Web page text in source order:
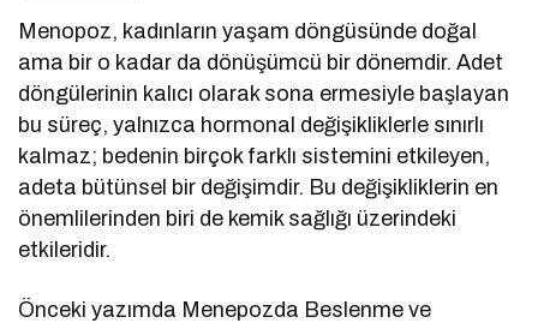
Menopoz, kadınların yaşam döngüsünde doğal
ama bir o kadar da dönüşümcü bir dönemdir. Adet
döngülerinin kalıcı olarak sona ermesiyle başlayan
bu süreç, yalnızca hormonal değişikliklerle sınırlı
kalmaz; bedenin birçok farklı sistemini etkileyen,
adeta bütünsel bir değişimdir. Bu değişikliklerin en
önemlilerinden biri de kemik sağlığı üzerindeki
etkileridir.
Önceki yazımda Menepozda Beslenme ve